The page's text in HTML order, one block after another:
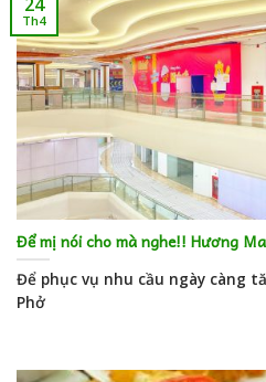
Để mị nói cho mà nghe!! Hương
Để phục vụ nhu cầu ngày càng
Phở
Th4